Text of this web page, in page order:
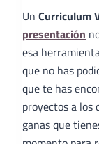
Un Curriculum
presentación
esa
que no has
que te has
proyectos a los
ganas que